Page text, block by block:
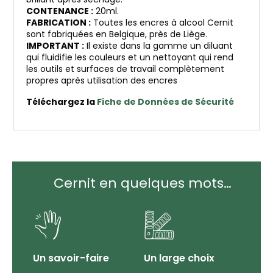
CONTENANCE : 20ml.
FABRICATION : Toutes les encres à alcool Cernit
sont fabriquées en Belgique, près de Liège.
IMPORTANT : Il existe dans la gamme un diluant
qui fluidifie les couleurs et un nettoyant qui rend
les outils et surfaces de travail complètement
propres après utilisation des encres
Téléchargez la Fiche de Données de Sécurité
Cernit en quelques mots…
Un savoir-faire Un large choix